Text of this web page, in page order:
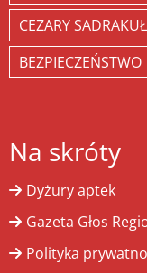
CEZARY
BEZPIECZEŃSTWO
Na skróty
Dyżury aptek
Gazeta Głos
Polityka